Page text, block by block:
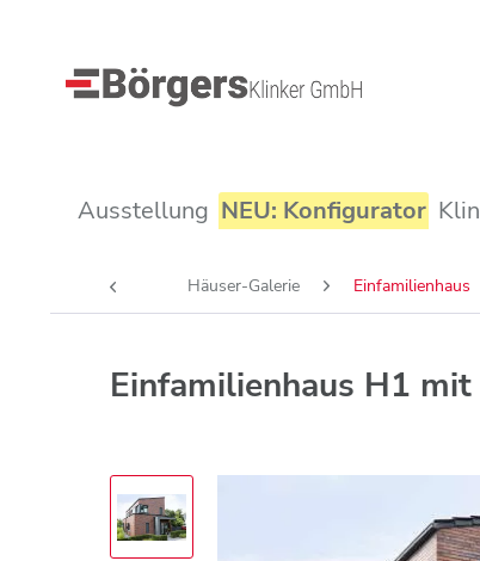
Ausstellung NEU: Konfigurator
Häuser-Galerie Einfamilienhaus
Einfamilienhaus H1